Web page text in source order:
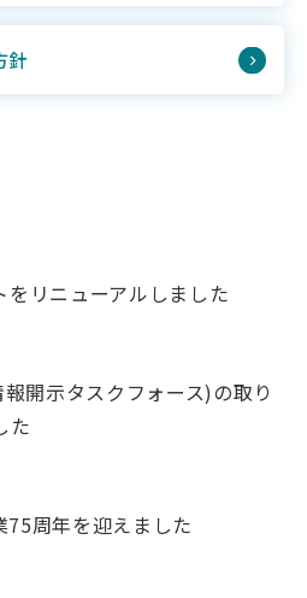
針
リニューアルしました
開示タスクフォース)の取り
た
周年を迎えました